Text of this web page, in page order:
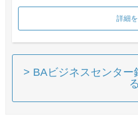
詳細
> BAビジネスセンタ
る